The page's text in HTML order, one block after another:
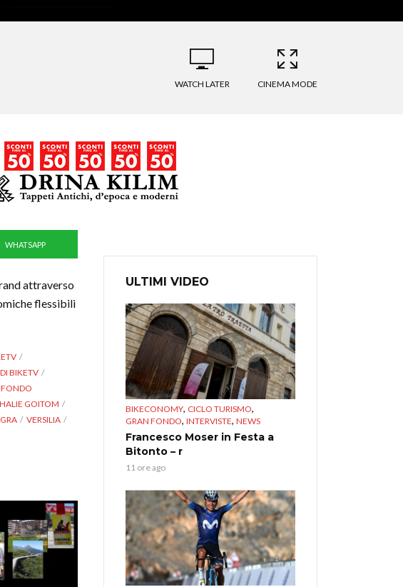
Granfondo dei
Garfagnana 28
Giugno 2026
WATCH LATER CINEMA MODE
WHATSAPP
attraverso
flessibili
BIKETV
GOITOM
VERSILIA
ULTIMI VIDEO
BIKECONOMY, CICLO TURISMO,
GRAN FONDO, INTERVISTE, NEWS
Francesco Moser in Festa a
Bitonto – r
11 ore ago